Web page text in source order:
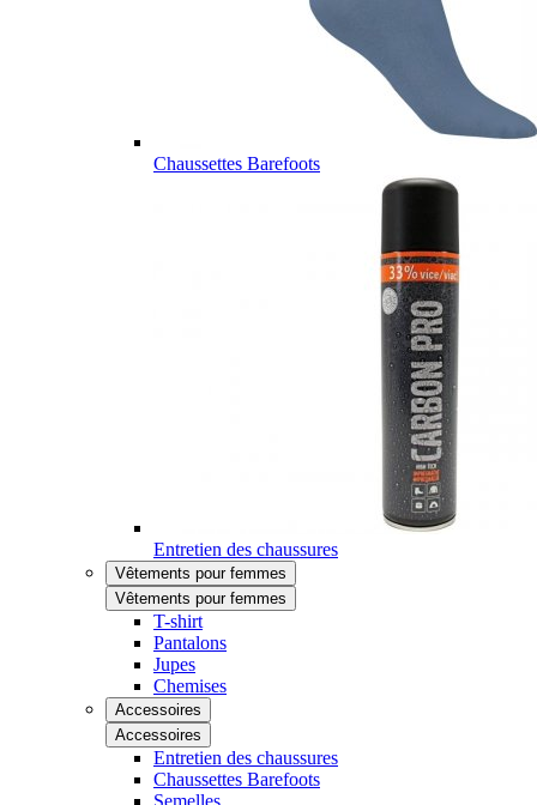
Chaussettes Barefoots
Entretien des chaussures
Vêtements pour femmes
Vêtements pour femmes
T-shirt
Pantalons
Jupes
Chemises
Accessoires
Accessoires
Entretien des chaussures
Chaussettes Barefoots
Semelles